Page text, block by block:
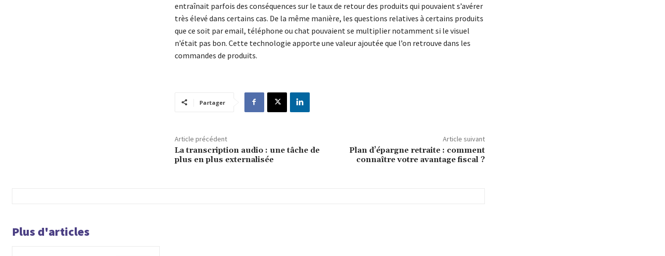
entraînait parfois des conséquences sur le taux de retour des produits qui pouvaient s’avérer
très élevé dans certains cas. De la même manière, les questions relatives à certains produits
que ce soit par email, téléphone ou chat pouvaient se multiplier notamment si le visuel
n’était pas bon. Cette technologie apporte une valeur ajoutée que l’on retrouve dans les
commandes de produits.
Partager
Article précédent
La transcription audio : une tâche de
plus en plus externalisée
Article suivant
Plan d’épargne retraite : comment
connaître votre avantage fiscal ?
Plus d'articles